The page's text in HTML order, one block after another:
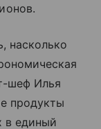
насколько
шеф Илья
продукты
в единый